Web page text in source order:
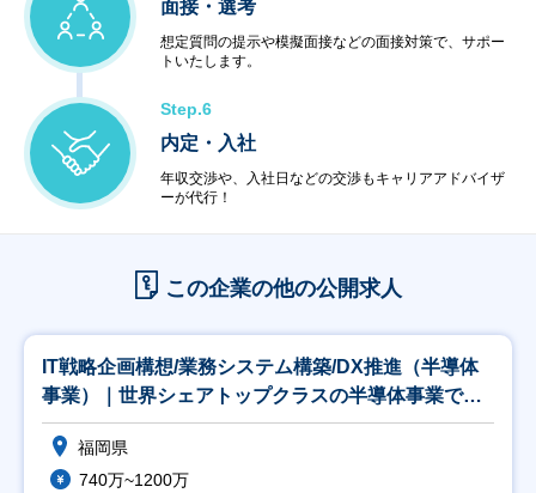
面接・選考
想定質問の提示や模擬面接などの面接対策で、サポー
トいたします。
Step.6
内定・入社
年収交渉や、入社日などの交渉もキャリアアドバイザ
ーが代行！
この企業の他の公開求人
IT戦略企画構想/業務システム構築/DX推進（半導体
事業）｜世界シェアトップクラスの半導体事業で、
あ
福岡県
740万~1200万